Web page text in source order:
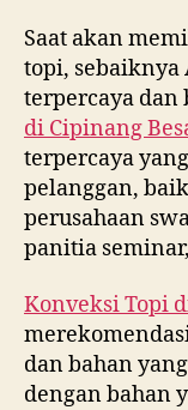
Saat akan
topi,
terpercaya dan
di Cipinang
terpercaya
pelanggan,
perusahaan
panitia
Konveksi Topi
dan bahan
dengan bahan